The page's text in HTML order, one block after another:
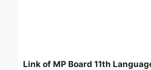
Link of MP Board 11th